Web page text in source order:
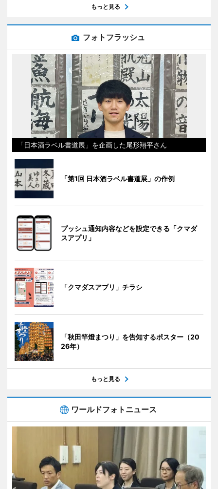
もっと見る
フォトフラッシュ
「日本酒ラベル書道展」を企画した尾形翔平さん
「第1回 日本酒ラベル書道展」の作例
プッシュ通知内容などを設定できる「クマダ
スアプリ」
「クマダスアプリ」チラシ
「秋田竿燈まつり」を告知するポスター（20
26年）
もっと見る
ワールドフォトニュース